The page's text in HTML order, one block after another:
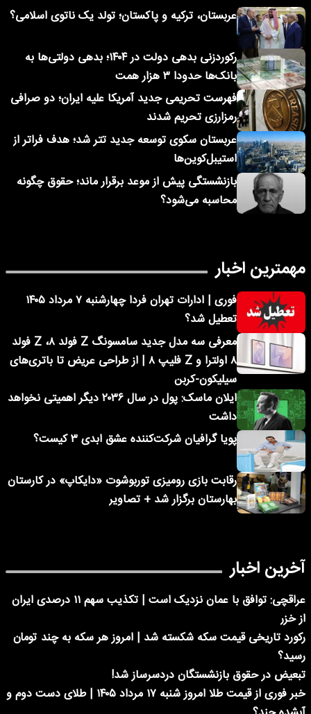
عربستان، ترکیه و پاکستان؛ تولد یک ناتوی اسلامی؟
رکوردزنی بدهی دولت در ۱۴۰۴؛ بدهی دولتی‌ها به
بانک‌ها حدودا ۳ هزار همت
فهرست تحریمی جدید آمریکا علیه ایران؛ دو صرافی
رمزارزی تحریم شدند
عربستان سکوی توسعه جدید تتر شد؛ هدف فراتر از
استیبل‌کوین‌ها
بازنشستگی پیش از موعد برقرار ماند؛ حقوق چگونه
محاسبه می‌شود؟
مهمترین اخبار
فوری | ادارات تهران فردا چهارشنبه ۷ مرداد ۱۴۰۵
تعطیل شد؟
معرفی سه مدل جدید سامسونگ Z فولد ۸، Z فولد
۸ اولترا و Z فلیپ ۸ | از طراحی عریض تا باتری‌های
سیلیکون-کربن
ایلان ماسک: پول در سال ۲۰۳۶ دیگر اهمیتی نخواهد
داشت
پویا گرافیان شرکت‌کننده عشق ابدی ۳ کیست؟
رقابت بازی رومیزی توربوشوت «دایکاپ» در کارستان
بهارستان برگزار شد + تصاویر
آخرین اخبار
عراقچی: توافق با عمان نزدیک است | تکذیب سهم ۱۱ درصدی ایران
از خزر
رکورد تاریخی قیمت سکه شکسته شد | امروز هر سکه به چند تومان
رسید؟
تبعیض در حقوق بازنشستگان دردسرساز شد!
خبر فوری از قیمت طلا امروز شنبه ۱۷ مرداد ۱۴۰۵ | طلای دست دوم و